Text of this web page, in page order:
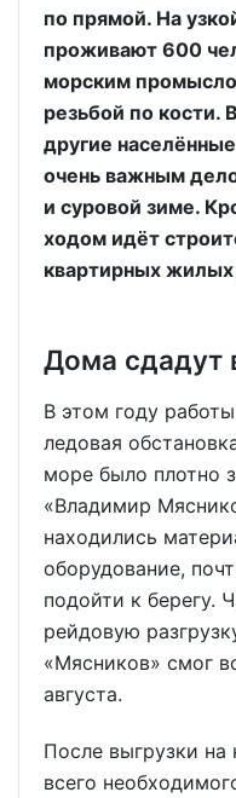
по прямой. На
проживают 600
морским
резьбой по кости.
другие
очень важным
и суровой зиме.
ходом идёт
квартирных
Дома сдадут
В этом году
ледовая
море было плотно
«Владимир
находились
оборудование,
подойти к берегу.
рейдовую
«Мясников» смог
августа.
После выгрузки на
всего